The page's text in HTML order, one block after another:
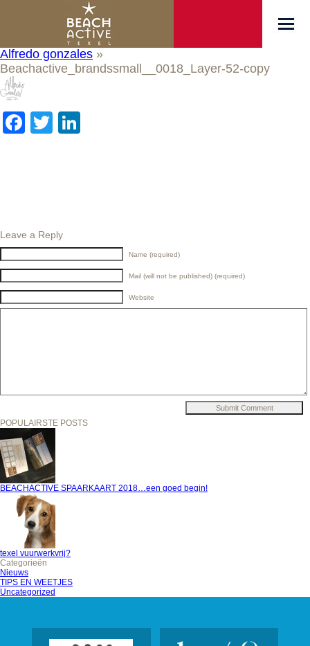
Alfredo gonzales »
Beachactive_brandssmall__0018_Layer-52-copy
FacebookTwitter
Leave a Reply
Name (required)
Mail (will not be published) (required)
Website
POPULAIRSTE POSTS
BEACHACTIVE SPAARKAART 2018…een goed begin!
texel vuurwerkvrij?
Categorieën
Nieuws
TIPS EN WEETJES
Uncategorized